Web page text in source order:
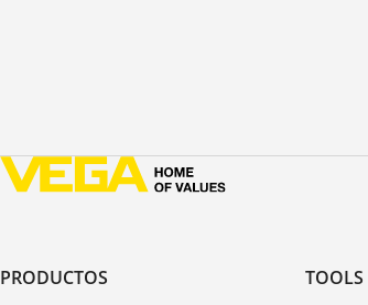
PRODUCTOS TOOLS